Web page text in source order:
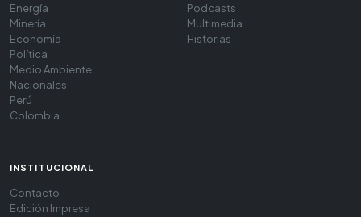
Energía
Minería
Economía
Política
Medio Ambiente
Nacionales
Perú
Colombia
Podcasts
Multimedia
Historias
INSTITUCIONAL
Contacto
Edición Impresa